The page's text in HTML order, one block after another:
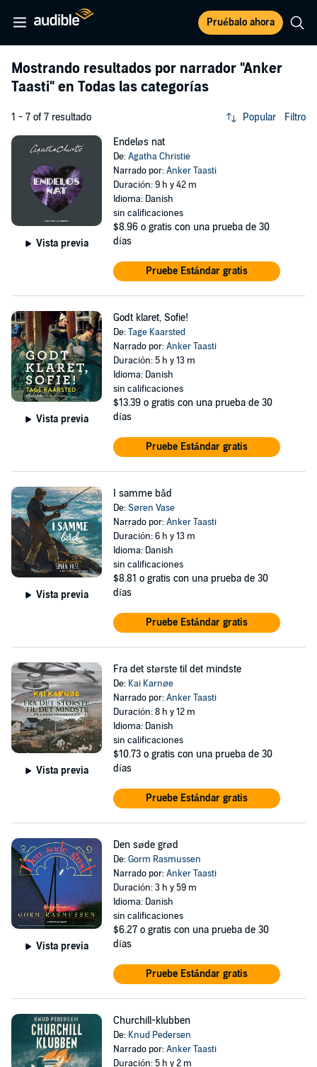
Pruébalo ahora
Mostrando resultados por narrador "Anker
Taasti" en Todas las categorías
1 - 7 of 7 resultado Popular Filtro
Vista previa
Endeløs nat
De:Agatha Christie
Narrado por:Anker Taasti
Duración: 9 h y 42 m
Idioma: Danish
sin calificaciones
$8.96 o gratis con una prueba de 30
días
Pruebe Estándar gratis
Vista previa
Godt klaret, Sofie!
De:Tage Kaarsted
Narrado por:Anker Taasti
Duración: 5 h y 13 m
Idioma: Danish
sin calificaciones
$13.39 o gratis con una prueba de 30
días
Pruebe Estándar gratis
Vista previa
I samme båd
De:Søren Vase
Narrado por:Anker Taasti
Duración: 6 h y 13 m
Idioma: Danish
sin calificaciones
$8.81 o gratis con una prueba de 30
días
Pruebe Estándar gratis
Vista previa
Fra det største til det mindste
De: Kai Karnøe
Narrado por:Anker Taasti
Duración: 8 h y 12 m
Idioma: Danish
sin calificaciones
$10.73 o gratis con una prueba de 30
días
Pruebe Estándar gratis
Vista previa
Den søde grød
De:Gorm Rasmussen
Narrado por:Anker Taasti
Duración: 3 h y 59 m
Idioma: Danish
sin calificaciones
$6.27 o gratis con una prueba de 30
días
Pruebe Estándar gratis
Churchill-klubben
De: Knud Pedersen
Narrado por:Anker Taasti
Duración: 5 h y 2 m